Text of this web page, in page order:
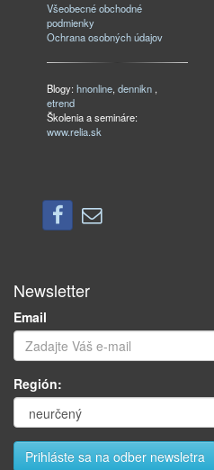
Všeobecné obchodné
podmienky
Ochrana osobných údajov
Blogy:hnonline,dennikn ,
etrend
Školenia a semináre:
www.relia.sk
Newsletter
Email
Región: